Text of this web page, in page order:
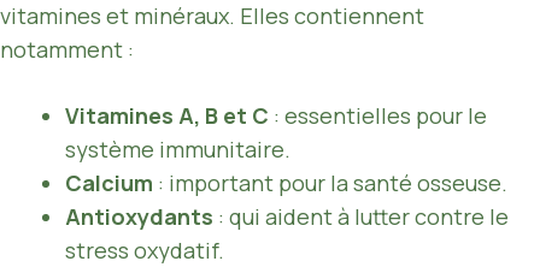
vitamines et minéraux. Elles contiennent
notamment :
Vitamines A, B et C : essentielles pour le
système immunitaire.
Calcium : important pour la santé osseuse.
Antioxydants : qui aident à lutter contre le
stress oxydatif.